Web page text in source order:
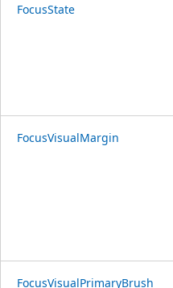
FocusState
FocusVisualMargin
FocusVisualPrimaryBrush